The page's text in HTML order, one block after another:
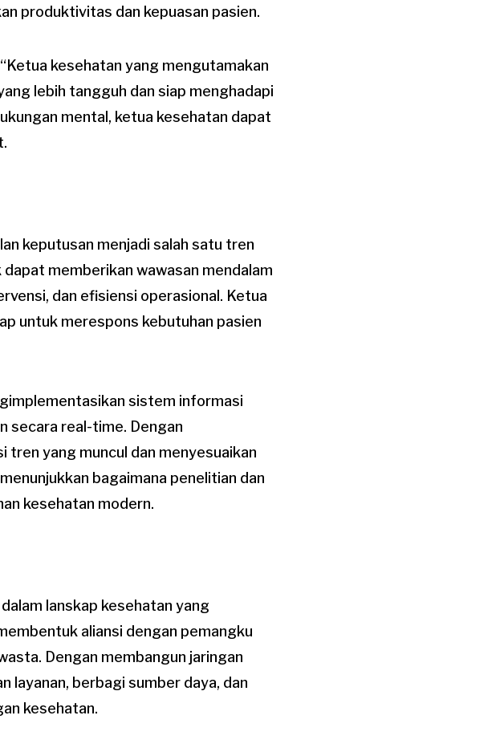
produktivitas dan kepuasan pasien.
kesehatan yang mengutamakan
lebih tangguh dan siap menghadapi
mental, ketua kesehatan dapat
keputusan menjadi salah satu tren
memberikan wawasan mendalam
dan efisiensi operasional. Ketua
untuk merespons kebutuhan pasien
sistem informasi
secara real-time. Dengan
yang muncul dan menyesuaikan
bagaimana penelitian dan
kesehatan modern.
lanskap kesehatan yang
aliansi dengan pemangku
Dengan membangun jaringan
layanan, berbagi sumber daya, dan
kesehatan.